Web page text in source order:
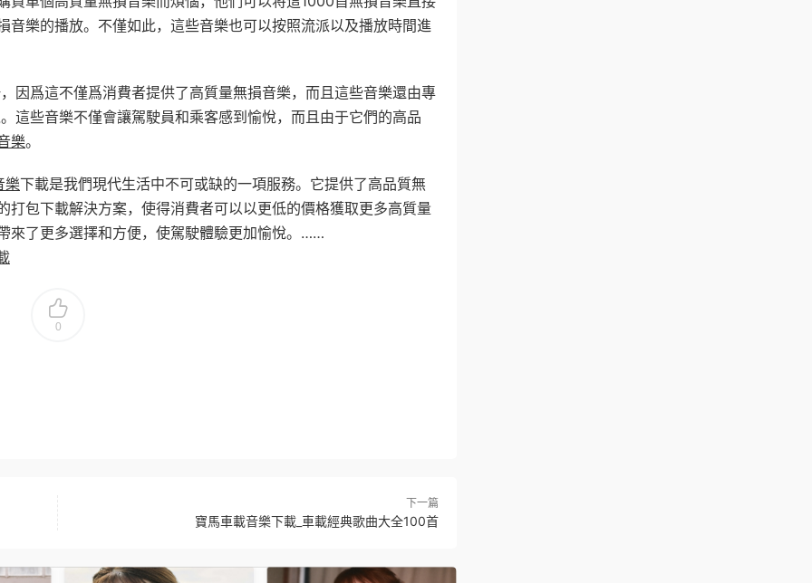
音樂的播放。不僅如此，這些音樂也可以按照流派以及播放時間進
因爲這不僅爲消費者提供了高質量無損音樂，而且這些音樂還由專
這些音樂不僅會讓駕駛員和乘客感到愉悅，而且由于它們的高品
樂。
樂下載是我們現代生活中不可或缺的一項服務。它提供了高品質無
包下載解決方案，使得消費者可以以更低的價格獲取更多高質量
來了更多選擇和方便，使駕駛體驗更加愉悅。……
0
下一篇
寶馬車載音樂下載_車載經典歌曲大全100首